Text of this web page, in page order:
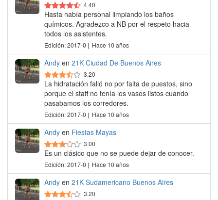
4.40
Hasta había personal limpiando los baños
químicos. Agradezco a NB por el respeto hacia
todos los asistentes.
Edición: 2017-0 | Hace 10 años
Andy en 21K Ciudad De Buenos Aires
3.20
La hidratación falló no por falta de puestos, sino
porque el staff no tenía los vasos listos cuando
pasabamos los corredores.
Edición: 2017-0 | Hace 10 años
Andy en Fiestas Mayas
3.00
Es un clásico que no se puede dejar de conocer.
Edición: 2017-0 | Hace 10 años
Andy en 21K Sudamericano Buenos Aires
3.20